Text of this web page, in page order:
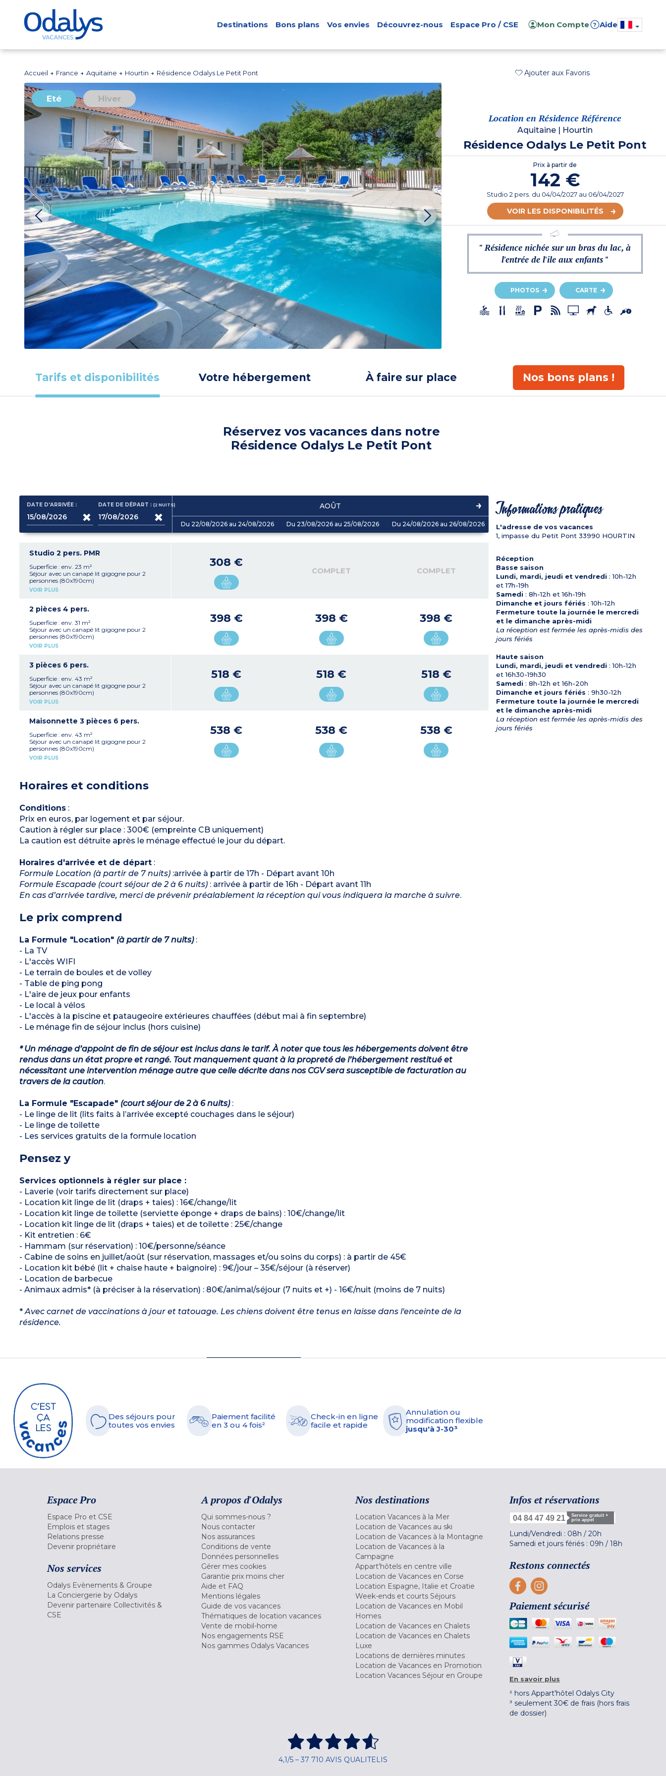
Destinations Bons plans Vos envies Découvrez-nous Espace Pro / CSE Mon Compte ? Aide
Accueil France Aquitaine Hourtin Résidence Odalys Le Petit Pont Ajouter aux Favoris
Eté Hiver
Location en Résidence Référence
Aquitaine Hourtin
Résidence Odalys Le Petit Pont
Prix à partir de
142 €
Studio 2 pers. du 04/04/2027au 06/04/2027
VOIR LES DISPONIBILITÉS
" Résidence nichée sur un bras du lac, à
l'entrée de l'ile aux enfants "
PHOTOS CARTE
Tarifs et disponibilités Votre hébergement À faire sur place Nos bons plans !
Réservez vos vacances dans notre
Résidence Odalys Le Petit Pont
DATE D'ARRIVÉE : DATE DE DÉPART :(2NUITS) AOÛT
Du 22/08/2026 au 24/08/2026 Du 23/08/2026 au 25/08/2026 Du 24/08/2026 au 26/08/2026
Studio 2 pers. PMR
Superficie : env. 23 m²
Séjour avec un canapé lit gigogne pour 2
personnes (80x190cm)
Kitchenette avec plaque vitrocéramique,
Salle de douche avec WC
Terrasse
En rez-de-jardin uniquement
*PMR : aménagé pour personnes à mobilité
réduite
VOIR PLUS
308 €
COMPLET COMPLET
2 pièces 4 pers.
Superficie : env. 31 m²
Séjour avec un canapé lit gigogne pour 2
personnes (80x190cm)
Kitchenette avec plaque vitrocéramique,
Chambre avec 1 lit double en 160
Salle de douche avec WC
Terrasse ou balcon
En rez-de-chaussée, 1er et 2e étage
VOIR PLUS
398 € 398 € 398 €
3 pièces 6 pers.
Superficie : env. 43 m²
Séjour avec un canapé lit gigogne pour 2
personnes (80x190cm)
Kitchenette avec plaque vitrocéramique,
Chambre avec 1 lit double 140 et salle de
douche attenante à l'étage
Chambre avec 2 lits simples à l'étage
(90x190cm)
Salle de douche avec WC au rez-de-chaussée
Balcon
Uniquement au 1er étage/en duplex
VOIR PLUS
518 € 518 € 518 €
Maisonnette 3 pièces 6 pers.
Superficie : env. 43 m²
Séjour avec un canapé lit gigogne pour 2
personnes (80x190cm)
Kitchenette avec plaques vitrocéramiques,
Chambre avec 2 lits simples à l'étage
(90x190cm)
WC (au rez-de-chaussée)
Terrasse
Uniquement en rez-de-jardin
- Maisonnette mitoyenne et en duplex*
- Terrasse non clôturée
VOIR PLUS
538 € 538 € 538 €
Horaires et conditions
Conditions:
Prix en euros, par logement et par séjour.
Caution à régler sur place : 300€ (empreinte CB uniquement)
La caution est détruite après le ménage effectué le jour du départ.
Horaires d'arrivée et de départ:
Formule Location (à partir de 7 nuits):arrivée à partir de 17h - Départ avant 10h
Formule Escapade (court séjour de 2 à 6 nuits): arrivée à partir de 16h - Départ avant 11h
En cas d’arrivée tardive, merci de prévenir préalablement la réception qui vous indiquera la marche à suivre.
Le prix comprend
La Formule "Location" (à partir de 7 nuits):
- La TV
- L'accès WIFI
- Le terrain de boules et de volley
- Table de ping pong
- L'aire de jeux pour enfants
- Le local à vélos
- L'accès à la piscine et pataugeoire extérieures chauffées (début mai à fin septembre)
- Le ménage fin de séjour inclus (hors cuisine)
* Un ménage d’appoint de fin de séjour est inclus dans le tarif. À noter que tous les hébergements doivent être
rendus dans un état propre et rangé. Tout manquement quant à la propreté de l’hébergement restitué et
nécessitant une intervention ménage autre que celle décrite dans nos CGV sera susceptible de facturation au
travers de la caution.
La Formule "Escapade" (court séjour de 2 à 6 nuits):
- Le linge de lit (lits faits à l’arrivée excepté couchages dans le séjour)
- Le linge de toilette
- Les services gratuits de la formule location
Pensez y
Services optionnels à régler sur place :
- Laverie (voir tarifs directement sur place)
- Location kit linge de lit (draps + taies) : 16€/change/lit
- Location kit linge de toilette (serviette éponge + draps de bains) : 10€/change/lit
- Location kit linge de lit (draps + taies) et de toilette : 25€/change
- Kit entretien : 6€
- Hammam (sur réservation) : 10€/personne/séance
- Cabine de soins en juillet/août (sur réservation, massages et/ou soins du corps) : à partir de 45€
- Location kit bébé (lit + chaise haute + baignoire) : 9€/jour – 35€/séjour (à réserver)
- Location de barbecue
- Animaux admis* (à préciser à la réservation) : 80€/animal/séjour (7 nuits et +) - 16€/nuit (moins de 7 nuits)
*Avec carnet de vaccinations à jour et tatouage. Les chiens doivent être tenus en laisse dans l'enceinte de la
résidence.
Informations pratiques
L'adresse de vos vacances
1, impasse du Petit Pont 33990 HOURTIN
Réception
Basse saison
Lundi, mardi, jeudi et vendredi : 10h-12h
et 17h-19h
Samedi : 8h-12h et 16h-19h
Dimanche et jours fériés : 10h-12h
Fermeture toute la journée le mercredi
et le dimanche après-midi
La réception est fermée les après-midis des
jours fériés
Haute saison
Lundi, mardi, jeudi et vendredi : 10h-12h
et 16h30-19h30
Samedi : 8h-12h et 16h-20h
Dimanche et jours fériés : 9h30-12h
Fermeture toute la journée le mercredi
et le dimanche après-midi
La réception est fermée les après-midis des
jours fériés
Des séjours pour
toutes vos envies
Paiement facilité
en 3 ou 4 fois²
Check-in en ligne
facile et rapide
Annulation ou
modification flexible
jusqu'à J-30³
Espace Pro
Espace Pro et CSE
Emplois et stages
Relations presse
Devenir propriétaire
Nos services
Odalys Evènements & Groupe
La Conciergerie by Odalys
Devenir partenaire Collectivités &
CSE
A propos d'Odalys
Qui sommes-nous ?
Nous contacter
Nos assurances
Conditions de vente
Données personnelles
Gérer mes cookies
Garantie prix moins cher
Aide et FAQ
Mentions légales
Guide de vos vacances
Thématiques de location vacances
Vente de mobil-home
Nos engagements RSE
Nos gammes Odalys Vacances
Nos destinations
Location Vacances à la Mer
Location de Vacances au ski
Location de Vacances à la Montagne
Location de Vacances à la
Campagne
Appart'hôtels en centre ville
Location de Vacances en Corse
Location Espagne, Italie et Croatie
Week-ends et courts Séjours
Location de Vacances en Mobil
Homes
Location de Vacances en Chalets
Location de Vacances en Chalets
Luxe
Locations de dernières minutes
Location de Vacances en Promotion
Location Vacances Séjour en Groupe
Infos et réservations
04 84 47 49 21
Service gratuit +
prix appel
Lundi/Vendredi : 08h / 20h
Samedi et jours fériés : 09h / 18h
Restons connectés
Paiement sécurisé
En savoir plus
² hors Appart'hôtel Odalys City
³ seulement 30€ de frais (hors frais
de dossier)
4,1/5 – 37 710 AVIS QUALITELIS